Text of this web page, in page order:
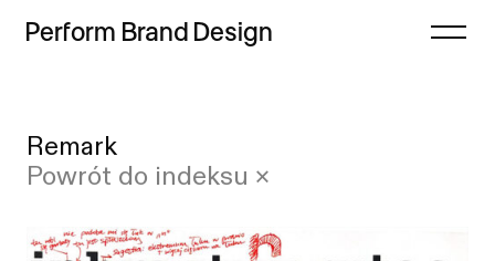
Perform Brand Design
Projekty
Refleksje
Indeks
Remark
Powrót do indeksu ×